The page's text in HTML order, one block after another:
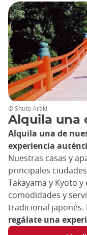
Alquila una
Alquila una de
experiencia
Nuestras casas y
principales
Takayama y Kyoto
comodidades y
tradicional japonés.
regálate una
© Shuto Araki